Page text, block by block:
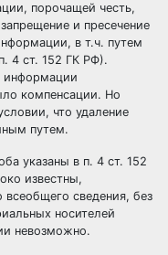
порочащей честь,
и пресечение
в т.ч. путем
4 ст. 152 ГК РФ).
информации
компенсации. Но
что удаление
путем.
указаны в п. 4 ст. 152
известны,
сведения, без
носителей
невозможно.